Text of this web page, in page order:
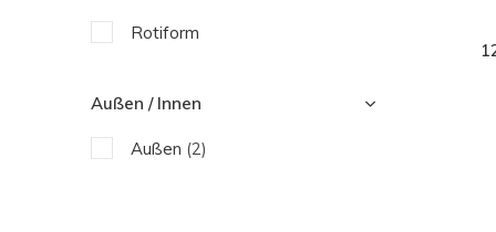
Rotiform
Außen / Innen
Außen (2)